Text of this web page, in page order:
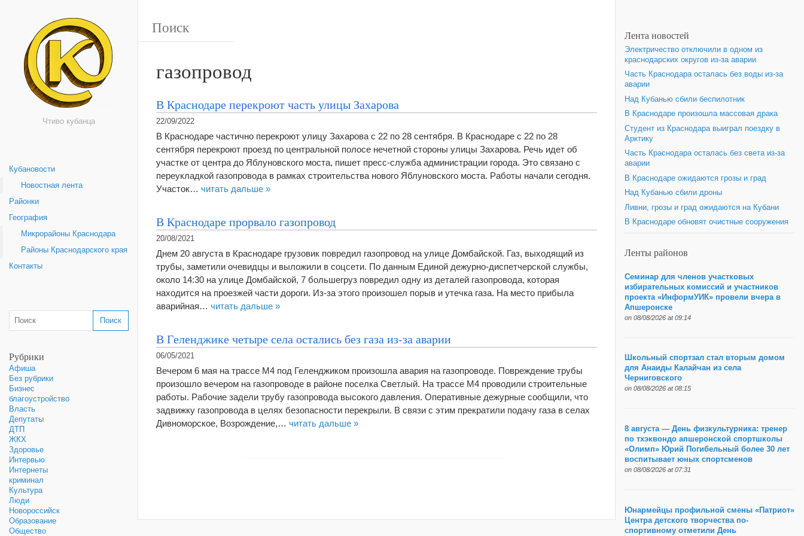
Чтиво кубанца
Кубановости
Новостная лента
Районки
География
Микрорайоны Краснодара
Районы Краснодарского края
Контакты
Рубрики
Афиша
Без рубрики
Бизнес
благоустройство
Власть
Депутаты
ДТП
ЖКХ
Здоровье
Интервью
Интернеты
криминал
Культура
Люди
Новороссийск
Образование
Общество
газопровод
В Краснодаре перекроют часть улицы Захарова
22/09/2022
В Краснодаре частично перекроют улицу Захарова с 22 по 28 сентября. В Краснодаре с 22 по 28
сентября перекроют проезд по центральной полосе нечетной стороны улицы Захарова. Речь идет об
участке от центра до Яблуновского моста, пишет пресс-служба администрации города. Это связано с
переукладкой газопровода в рамках строительства нового Яблуновского моста. Работы начали сегодня.
Участок… читать дальше »
В Краснодаре прорвало газопровод
20/08/2021
Днем 20 августа в Краснодаре грузовик повредил газопровод на улице Домбайской. Газ, выходящий из
трубы, заметили очевидцы и выложили в соцсети. По данным Единой дежурно-диспетчерской службы,
около 14:30 на улице Домбайской, 7 большегруз повредил одну из деталей газопровода, которая
находится на проезжей части дороги. Из-за этого произошел порыв и утечка газа. На место прибыла
аварийная… читать дальше »
В Геленджике четыре села остались без газа из-за аварии
06/05/2021
Вечером 6 мая на трассе М4 под Геленджиком произошла авария на газопроводе. Повреждение трубы
произошло вечером на газопроводе в районе поселка Светлый. На трассе М4 проводили строительные
работы. Рабочие задели трубу газопровода высокого давления. Оперативные дежурные сообщили, что
задвижку газопровода в целях безопасности перекрыли. В связи с этим прекратили подачу газа в селах
Дивноморское, Возрождение,… читать дальше »
Лента новостей
Электричество отключили в одном из
краснодарских округов из-за аварии
Часть Краснодара осталась без воды из-за
аварии
Над Кубанью сбили беспилотник
В Краснодаре произошла массовая драка
Студент из Краснодара выиграл поездку в
Арктику
Часть Краснодара осталась без света из-за
аварии
В Краснодаре ожидаются грозы и град
Над Кубанью сбили дроны
Ливни, грозы и град ожидаются на Кубани
В Краснодаре обновят очистные сооружения
Ленты районов
Семинар для членов участковых
избирательных комиссий и участников
проекта «ИнформУИК» провели вчера в
Апшеронске
on 08/08/2026 at 09:14
Школьный спортзал стал вторым домом
для Анаиды Калайчан из села
Черниговского
on 08/08/2026 at 08:15
8 августа — День физкультурника: тренер
по тхэквондо апшеронской спортшколы
«Олимп» Юрий Погибельный более 30 лет
воспитывает юных спортсменов
on 08/08/2026 at 07:31
Юнармейцы профильной смены «Патриот»
Центра детского творчества по-
спортивному отметили День